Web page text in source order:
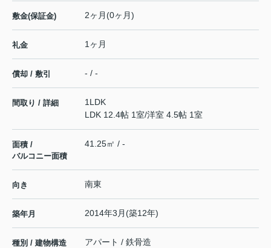
敷金(保証金) 2ヶ月(0ヶ月)
礼金 1ヶ月
償却 / 敷引 - / -
間取り / 詳細
1LDK
LDK 12.4帖 1室/洋室 4.5帖 1室
面積 /
バルコニー面積
41.25㎡ / -
向き 南東
築年月 2014年3月(築12年)
種別 / 建物構造 アパート / 鉄骨造